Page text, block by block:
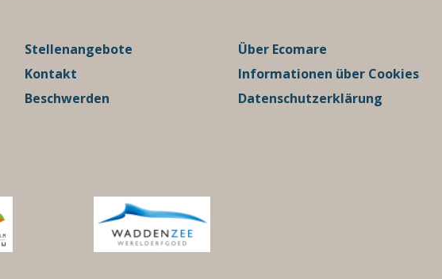
Stellenangebote
Kontakt
Beschwerden
Über Ecomare
Informationen über Cookies
Datenschutzerklärung